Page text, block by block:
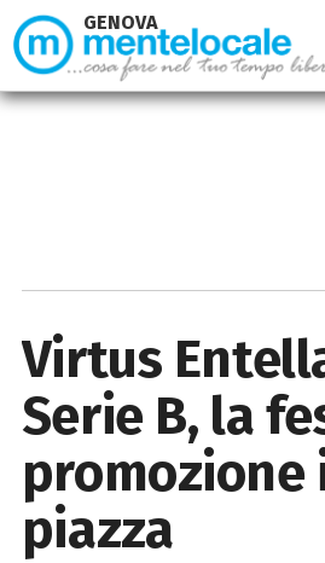
Virtus
Serie B, la
promozione
piazza
GENOVA